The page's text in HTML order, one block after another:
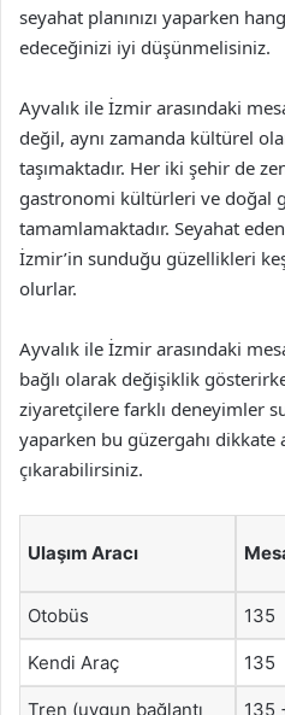
seyahat planınızı yaparken
edeceğinizi iyi düşünmelisiniz.
Ayvalık ile İzmir arasındaki
değil, aynı zamanda kültürel
taşımaktadır. Her iki şehir de
gastronomi kültürleri ve doğal
tamamlamaktadır. Seyahat
İzmir’in sunduğu güzellikleri
olurlar.
Ayvalık ile İzmir arasındaki
bağlı olarak değişiklik
ziyaretçilere farklı deneyimler
yaparken bu güzergahı
çıkarabilirsiniz.
Ulaşım Aracı
Otobüs 135
Kendi Araç 135
Tren (uygun bağlantı
135